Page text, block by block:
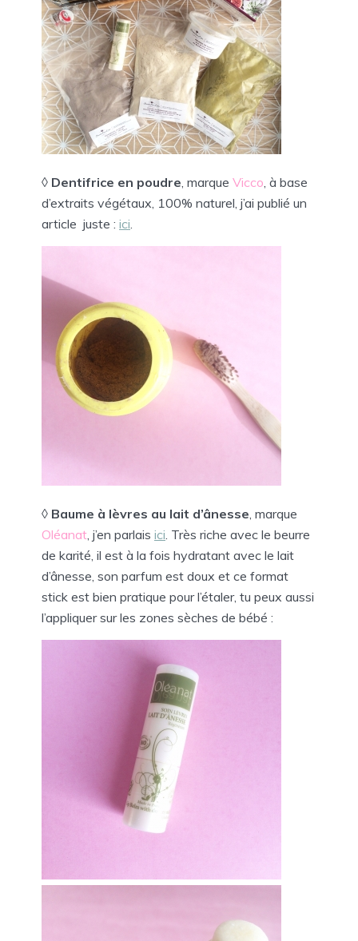
◊ Dentifrice en poudre , marque Vicco , à base
d’extraits végétaux, 100% naturel, j’ai publié un
article juste : ici
◊ Baume à lèvres au lait d’ânesse , marque
Oléanat , j’en parlais ici . Très riche avec le beurre
de karité, il est à la fois hydratant avec le lait
d’ânesse, son parfum est doux et ce format
stick est bien pratique pour l’étaler, tu peux aussi
l’appliquer sur les zones sèches de bébé :